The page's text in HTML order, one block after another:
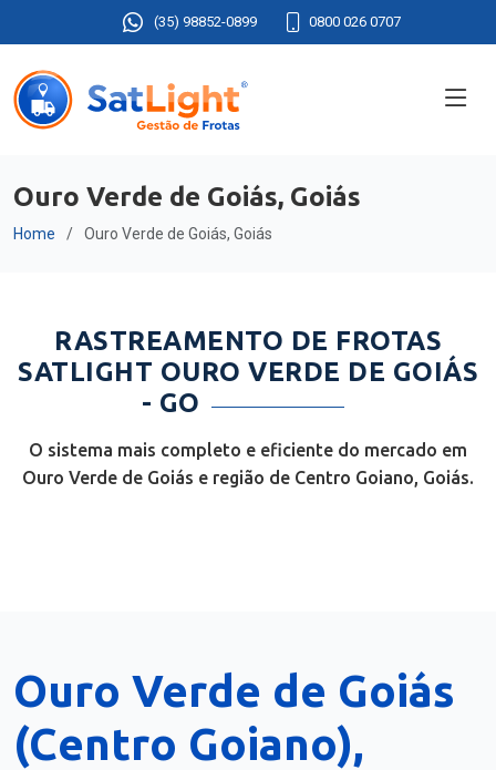
(35) 98852-0899 0800 026 0707
Ouro Verde de Goiás, Goiás
Home Ouro Verde de Goiás, Goiás
RASTREAMENTO DE FROTAS
SATLIGHT OURO VERDE DE GOIÁS
- GO
O sistema mais completo e eficiente do mercado em
Ouro Verde de Goiás e região de Centro Goiano, Goiás.
Ouro Verde de Goiás
(Centro Goiano),